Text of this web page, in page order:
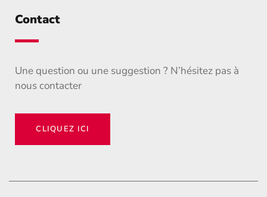
Contact
Une question ou une suggestion ? N’hésitez pas à
nous contacter
CLIQUEZ ICI